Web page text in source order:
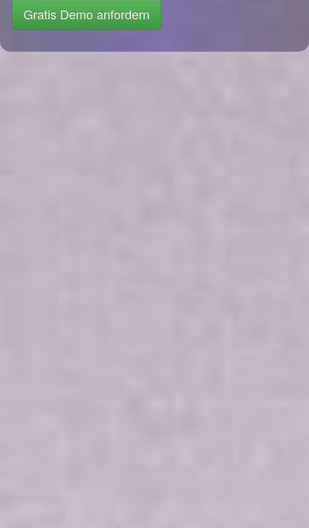
Gratis Demo anfordern